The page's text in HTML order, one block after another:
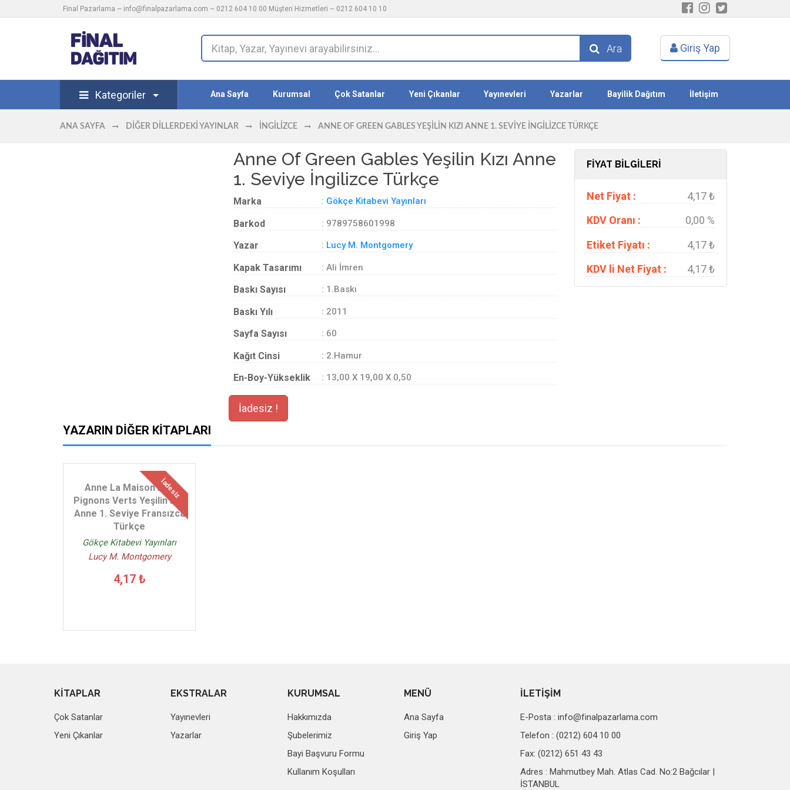
Final Pazarlama ~ info@finalpazarlama.com ~ 0212 604 10 00 Müşteri Hizmetleri ~ 0212 604 10 10
Ara Giriş Yap
Kategoriler Ana Sayfa Kurumsal Çok Satanlar Yeni Çıkanlar Yayınevleri Yazarlar Bayilik Dağıtım İletişim
ANA SAYFA DIĞER DILLERDEKI YAYINLAR İNGILIZCE ANNE OF GREEN GABLES YEŞILIN KIZI ANNE 1. SEVIYE İNGILIZCE TÜRKÇE
Anne Of Green Gables Yeşilin Kızı Anne
1. Seviye İngilizce Türkçe
Marka : Gökçe Kitabevi Yayınları
Barkod : 9789758601998
Yazar : Lucy M. Montgomery
Kapak Tasarımı : Ali İmren
Baskı Sayısı : 1.Baskı
Baskı Yılı : 2011
Sayfa Sayısı : 60
Kağıt Cinsi : 2.Hamur
En-Boy-Yükseklik : 13,00 X 19,00 X 0,50
İadesiz !
FİYAT BİLGİLERİ
Net Fiyat :
4,17 ₺
KDV Oranı :
0,00 %
Etiket Fiyatı :
4,17 ₺
KDV li Net Fiyat :
4,17 ₺
YAZARIN DIĞER KITAPLARI
İadesiz
Anne La Maison Aux
Pignons Verts Yeşilin Kızı
Anne 1. Seviye Fransızca
Türkçe
Gökçe Kitabevi Yayınları
Lucy M. Montgomery
4,17 ₺
KİTAPLAR
Çok Satanlar
Yeni Çıkanlar
EKSTRALAR
Yayınevleri
Yazarlar
KURUMSAL
Hakkımızda
Şubelerimiz
Bayi Başvuru Formu
Kullanım Koşulları
MENÜ
Ana Sayfa
Giriş Yap
İLETİŞİM
E-Posta :info@finalpazarlama.com
Telefon : (0212) 604 10 00
Fax: (0212) 651 43 43
Adres : Mahmutbey Mah. Atlas Cad. No:2 Bağcılar |
İSTANBUL